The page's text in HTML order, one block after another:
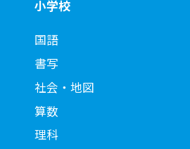
小学校
国語
書写
社会・地図
算数
理科